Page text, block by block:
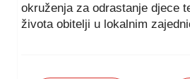
okruženja za odrastanje djece
života obitelji u lokalnim